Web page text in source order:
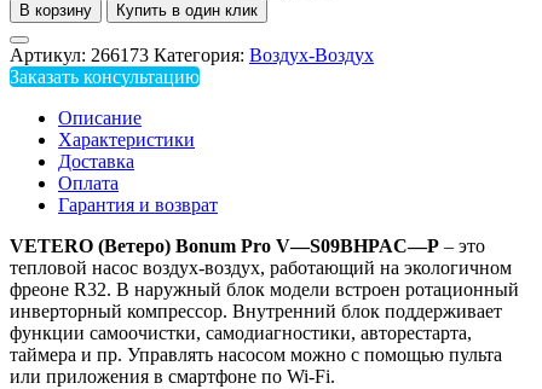
В корзину Купить в один клик
Артикул: 266173 Категория: Воздух-Воздух
Заказать консультацию
Описание
Характеристики
Доставка
Оплата
Гарантия и возврат
VETERO (Ветеро) Bonum Pro V—S09BHPAC—P – это
тепловой насос воздух-воздух, работающий на экологичном
фреоне R32. В наружный блок модели встроен ротационный
инверторный компрессор. Внутренний блок поддерживает
функции самоочистки, самодиагностики, авторестарта,
таймера и пр. Управлять насосом можно с помощью пульта
или приложения в смартфоне по Wi-Fi.